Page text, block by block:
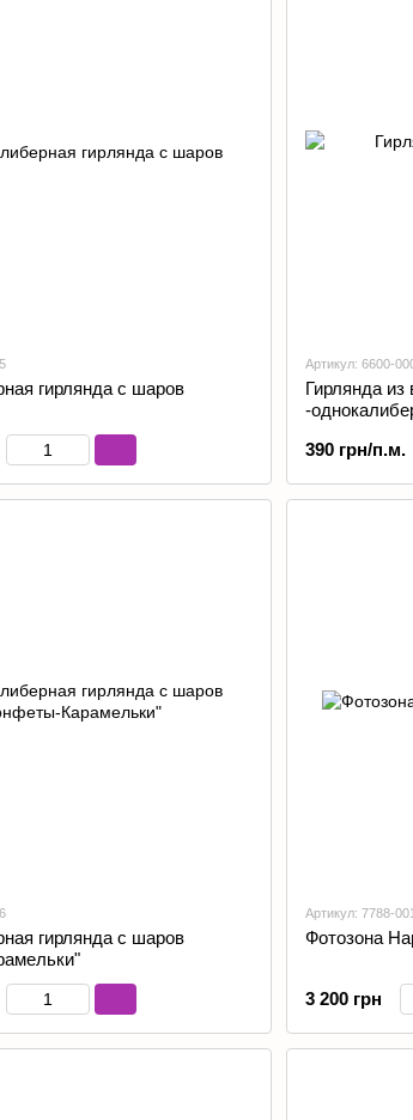
гирлянда с шаров
Артикул: 6600-
Гирлянда
-
390 грн/п.м.
гирлянда с шаров
Артикул: 7788-
Фотозона
3 200 грн